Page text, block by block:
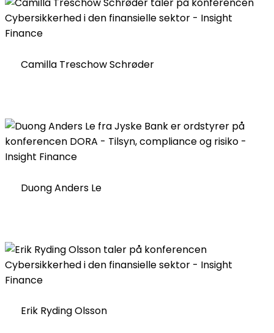
Camilla Treschow Schrøder
Duong Anders Le
Erik Ryding Olsson